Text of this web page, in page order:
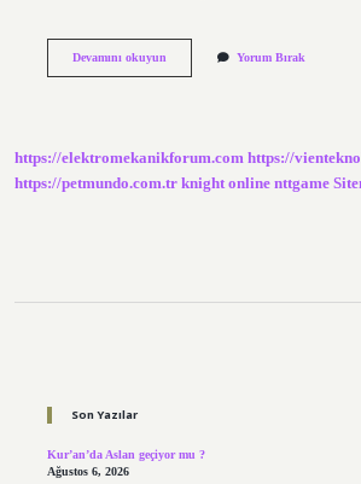
Devamını okuyunKiraz
Yorum Bırak
https://elektromekanikforum.com https://
https://petmundo.com.tr knight online nttgame
Son Yazılar
Kur’an’da Aslan geçiyor mu ?
Ağustos 6, 2026